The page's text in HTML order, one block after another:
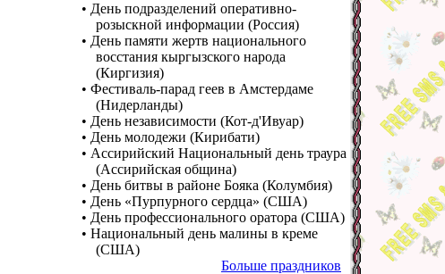
• День подразделений оперативно-
розыскной информации (Россия)
• День памяти жертв национального
восстания кыргызского народа
(Киргизия)
• Фестиваль-парад геев в Амстердаме
(Нидерланды)
• День независимости (Кот-д'Ивуар)
• День молодежи (Кирибати)
• Ассирийский Национальный день траура
(Ассирийская община)
• День битвы в районе Бояка (Колумбия)
• День «Пурпурного сердца» (США)
• День профессионального оратора (США)
• Национальный день малины в креме
(США)
Больше праздников